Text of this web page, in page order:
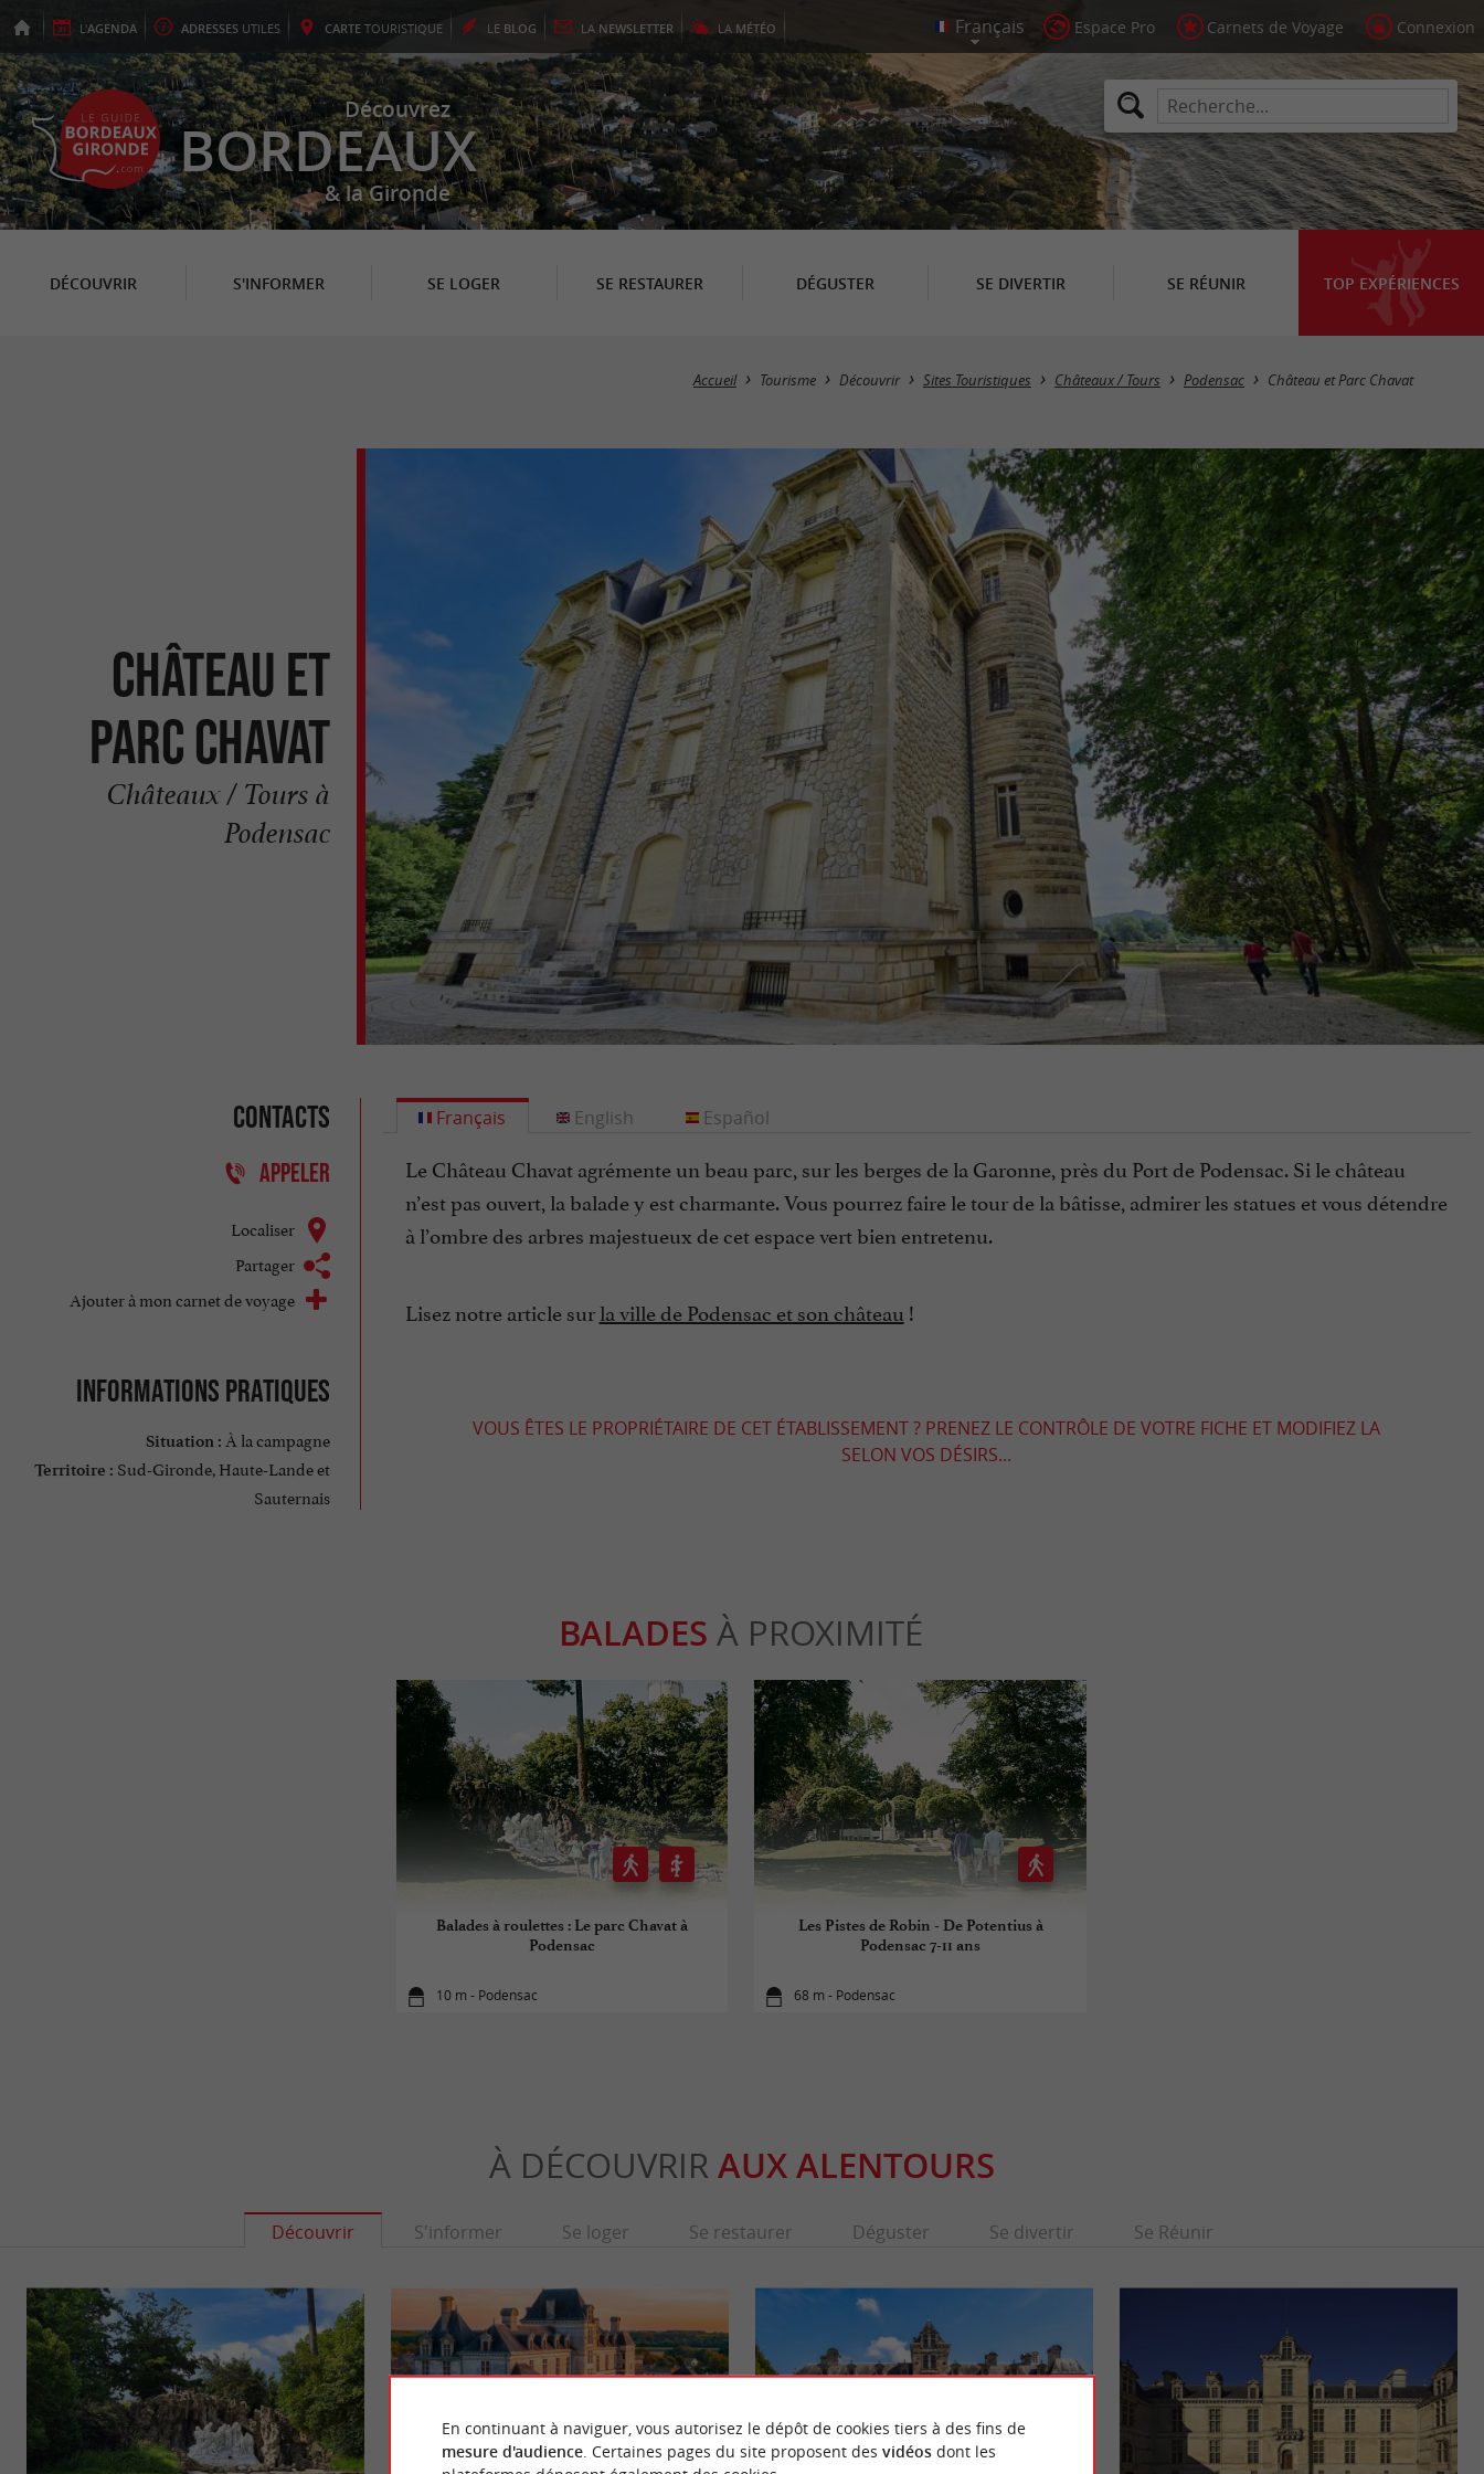
L'AGENDA ADRESSES UTILES CARTE TOURISTIQUE LE BLOG LA NEWSLETTER LA MÉTÉO Espace Pro Carnets de Voyage Connexion
Découvrez
BORDEAUX
& la Gironde
DÉCOUVRIR S'INFORMER SE LOGER SE RESTAURER DÉGUSTER SE DIVERTIR SE RÉUNIR TOP EXPÉRIENCES
Accueil Tourisme Découvrir Sites Touristiques Châteaux / Tours Podensac Château et Parc Chavat
Château et
Parc Chavat
Châteaux / Tours à
Podensac
Contacts
APPELER
Localiser
Partager
Ajouter à mon carnet de voyage
Informations pratiques
Situation : À la campagne
Territoire : Sud-Gironde, Haute-Lande et
Sauternais
Français
Le Château Chavat agrémente un beau parc, sur les berges de la Garonne, près du Port de Podensac. Si le château
n’est pas ouvert, la balade y est charmante. Vous pourrez faire le tour de la bâtisse, admirer les statues et vous détendre
à l’ombre des arbres majestueux de cet espace vert bien entretenu.
Lisez notre article surla ville de Podensac et son château !
VOUS ÊTES LE PROPRIÉTAIRE DE CET ÉTABLISSEMENT ? PRENEZ LE CONTRÔLE DE VOTRE FICHE ET MODIFIEZ LA
SELON VOS DÉSIRS...
English Español
BALADES À PROXIMITÉ
Balades à roulettes : Le parc Chavat à
Podensac
10 m - Podensac
Les Pistes de Robin - De Potentius à
Podensac 7-11 ans
68 m - Podensac
À DÉCOUVRIR AUX ALENTOURS
Découvrir S'informer Se loger Se restaurer Déguster Se divertir Se Réunir
En continuant à naviguer, vous autorisez le dépôt de cookies tiers à des fins de
mesure d'audience. Certaines pages du site proposent des vidéosdont les